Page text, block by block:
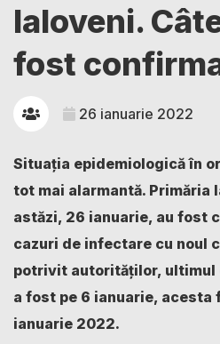
Ialoveni.
fost
26 ianuarie 2022
Situaţia epidemiologică în
tot mai alarmantă. Primăria
astăzi, 26 ianuarie, au fost
cazuri de infectare cu noul
potrivit autorităților, ultimul
a fost pe 6 ianuarie, acesta
ianuarie 2022.